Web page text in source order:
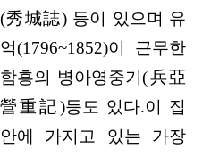
(秀城誌) 등이 있으며 유
억(1796~1852)이 근무한
함흥의 병아영중기(兵亞
營重記)등도 있다.이 집
안에 가지고 있는 가장